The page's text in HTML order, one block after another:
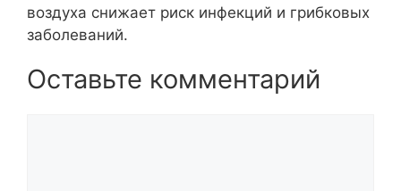
воздуха снижает риск инфекций и грибковых
заболеваний.
Оставьте комментарий